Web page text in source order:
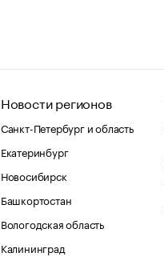
Новости регионов
Санкт-Петербург и область
Екатеринбург
Новосибирск
Башкортостан
Вологодская область
Калининград